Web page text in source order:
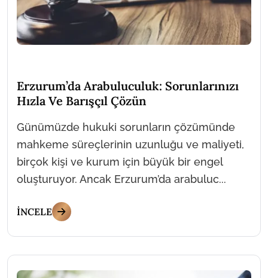
Erzurum’da Arabuluculuk: Sorunlarınızı
Hızla Ve Barışçıl Çözün
Günümüzde hukuki sorunların çözümünde
mahkeme süreçlerinin uzunluğu ve maliyeti,
birçok kişi ve kurum için büyük bir engel
oluşturuyor. Ancak Erzurum’da arabuluc...
İNCELE